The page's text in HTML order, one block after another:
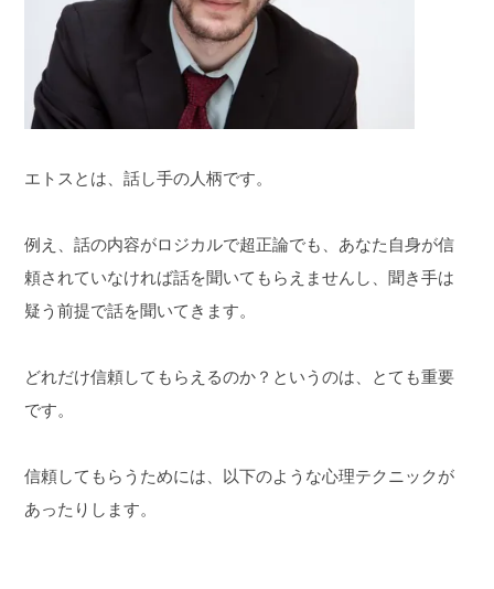
エトスとは、話し手の人柄です。
例え、話の内容がロジカルで超正論でも、あなた自身が信
頼されていなければ話を聞いてもらえませんし、聞き手は
疑う前提で話を聞いてきます。
どれだけ信頼してもらえるのか？というのは、とても重要
です。
信頼してもらうためには、以下のような心理テクニックが
あったりします。